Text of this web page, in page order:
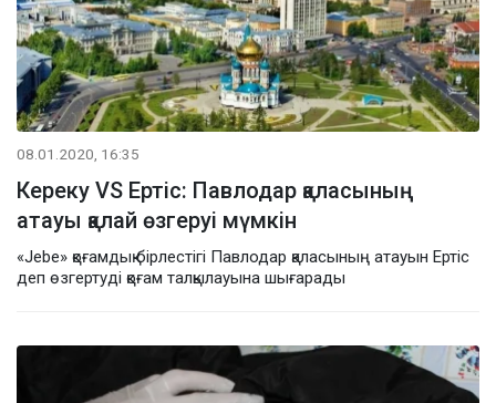
08.01.2020, 16:35
Кереку VS Ертіс: Павлодар қаласының
атауы қалай өзгеруі мүмкін
«Jebe» қоғамдық бірлестігі Павлодар қаласының атауын Ертіс
деп өзгертуді қоғам талқылауына шығарады